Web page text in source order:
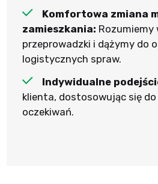
Komfortowa zmiana
zamieszkania: Rozumiemy
przeprowadzki i dążymy do
logistycznych spraw.
Indywidualne
klienta, dostosowując się
oczekiwań.